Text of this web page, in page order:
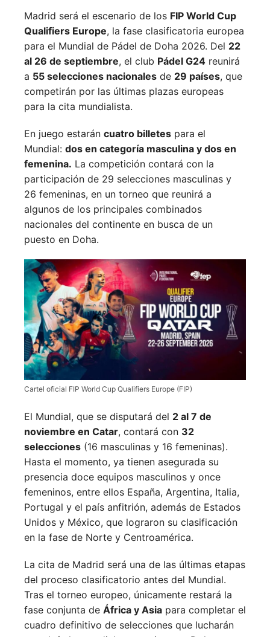
Madrid será el escenario de los FIP World Cup
Qualifiers Europe, la fase clasificatoria europea
para el Mundial de Pádel de Doha 2026. Del 22
al 26 de septiembre, el club Pádel G24 reunirá
a 55 selecciones nacionales de 29 países, que
competirán por las últimas plazas europeas
para la cita mundialista.
En juego estarán cuatro billetes para el
Mundial: dos en categoría masculina y dos en
femenina. La competición contará con la
participación de 29 selecciones masculinas y
26 femeninas, en un torneo que reunirá a
algunos de los principales combinados
nacionales del continente en busca de un
puesto en Doha.
Cartel oficial FIP World Cup Qualifiers Europe (FIP)
El Mundial, que se disputará del 2 al 7 de
noviembre en Catar, contará con 32
selecciones (16 masculinas y 16 femeninas).
Hasta el momento, ya tienen asegurada su
presencia doce equipos masculinos y once
femeninos, entre ellos España, Argentina, Italia,
Portugal y el país anfitrión, además de Estados
Unidos y México, que lograron su clasificación
en la fase de Norte y Centroamérica.
La cita de Madrid será una de las últimas etapas
del proceso clasificatorio antes del Mundial.
Tras el torneo europeo, únicamente restará la
fase conjunta de África y Asia para completar el
cuadro definitivo de selecciones que lucharán